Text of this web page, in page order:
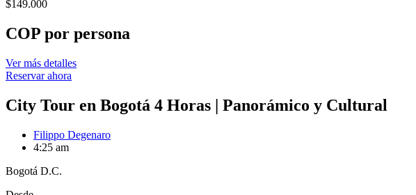
$149.000
COP por persona
Ver más detalles
Reservar ahora
City Tour en Bogotá 4 Horas | Panorámico y Cultural
Filippo Degenaro
4:25 am
Bogotá D.C.